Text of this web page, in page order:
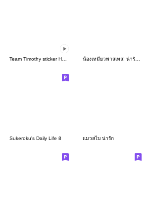
น้องเหมียวพาสเทล! น่ารัก (No text)
Sukeroku's Daily Life 8 แมวสไบ น่ารัก